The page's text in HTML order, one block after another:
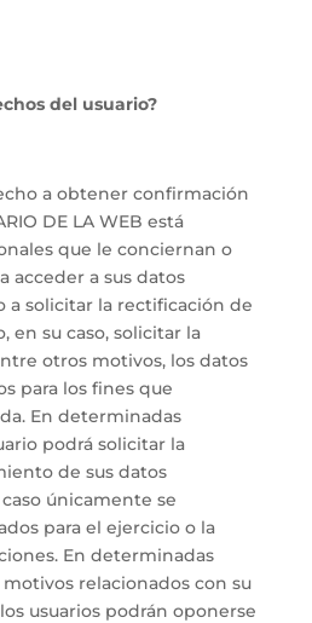
del usuario?
a obtener confirmación
DE LA WEB está
que le conciernan o
acceder a sus datos
a solicitar la rectificación de
en su caso, solicitar la
otros motivos, los datos
para los fines que
En determinadas
podrá solicitar la
de sus datos
únicamente se
para el ejercicio o la
En determinadas
relacionados con su
usuarios podrán oponerse